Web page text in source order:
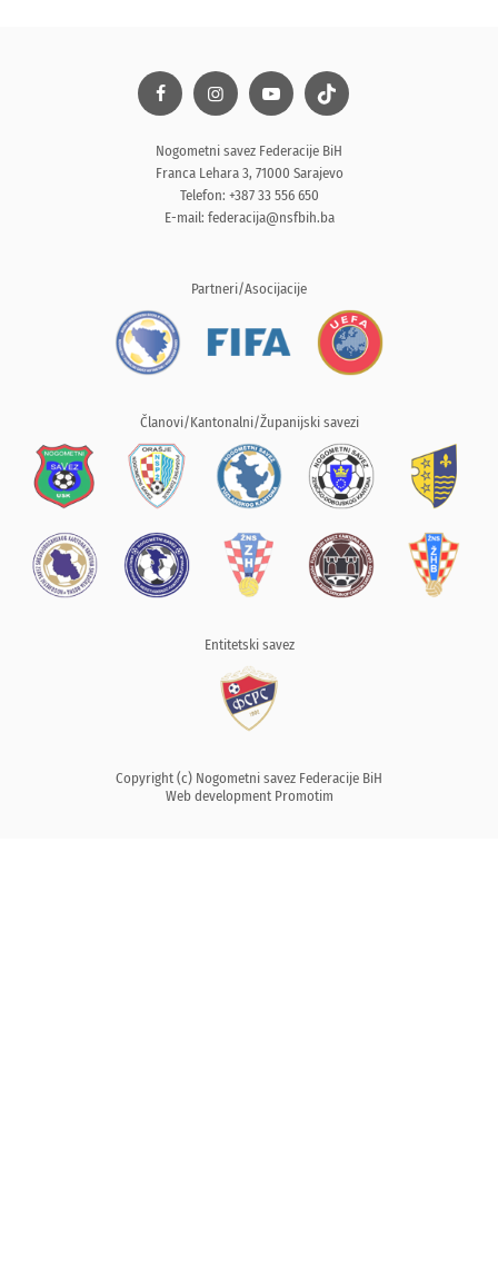
Nogometni savez Federacije BiH
Franca Lehara 3, 71000 Sarajevo
Telefon: +387 33 556 650
E-mail: federacija@nsfbih.ba
Partneri/Asocijacije
Članovi/Kantonalni/Županijski savezi
Entitetski savez
Copyright (c) Nogometni savez Federacije BiH
Web development Promotim